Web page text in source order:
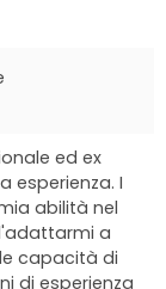
ed ex
esperienza. I
abilità nel
a
capacità di
di esperienza